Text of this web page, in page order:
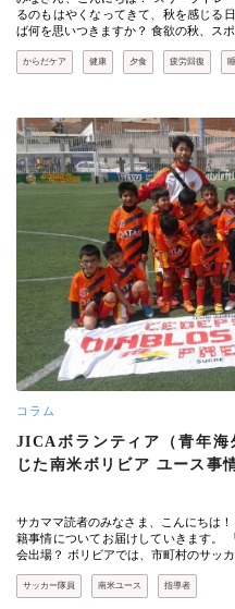
るのもはやくなってきて、秋を感じる
ば何を思いつきますか？ 食欲の秋、ス
からだケア 健康 夕食 疲労回復
コラム
JICAボランティア（青年海
じた南米ボリビア ユース事
サカママ読者のみなさま、こんにちは
籍事情についてお届けしていきます。
会出場？ ボリビアでは、市町村のサッ
サッカー隊員 南米ユース 指導者